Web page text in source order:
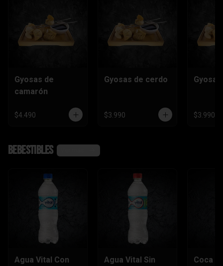
Gyosas de
camarón
$4.490
Gyosas de cerdo
$3.990 $3.990
Bebestibles
Agua Vital Con
Agua Vital Sin
Coca